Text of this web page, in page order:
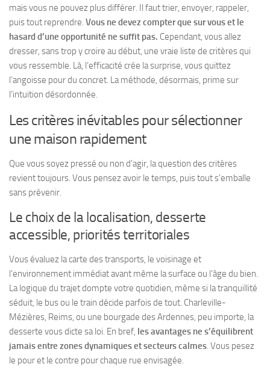
mais vous ne pouvez plus différer. Il faut trier, envoyer, rappeler,
puis tout reprendre. Vous ne devez compter que sur vous et le
hasard d’une opportunité ne suffit pas. Cependant, vous allez
dresser, sans trop y croire au début, une vraie liste de critères qui
vous ressemble. Là, l’efficacité crée la surprise, vous quittez
l’angoisse pour du concret. La méthode, désormais, prime sur
l’intuition désordonnée.
Les critères inévitables pour sélectionner
une maison rapidement
Que vous soyez pressé ou non d’agir, la question des critères
revient toujours. Vous pensez avoir le temps, puis tout s’emballe
sans prévenir.
Le choix de la localisation, desserte
accessible, priorités territoriales
Vous évaluez la carte des transports, le voisinage et
l’environnement immédiat avant même la surface ou l’âge du bien.
La logique du trajet dompte votre quotidien, même si la tranquillité
séduit, le bus ou le train décide parfois de tout. Charleville-
Mézières, Reims, ou une bourgade des Ardennes, peu importe, la
desserte vous dicte sa loi. En bref, les avantages ne s’équilibrent
jamais entre zones dynamiques et secteurs calmes. Vous pesez
le pour et le contre pour chaque rue envisagée.